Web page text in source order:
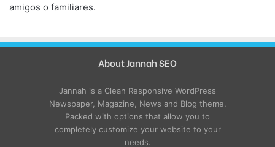
amigos o familiares.
About Jannah SEO
Jannah is a Clean Responsive WordPress
Newspaper, Magazine, News and Blog theme.
Packed with options that allow you to
completely customize your website to your
needs.